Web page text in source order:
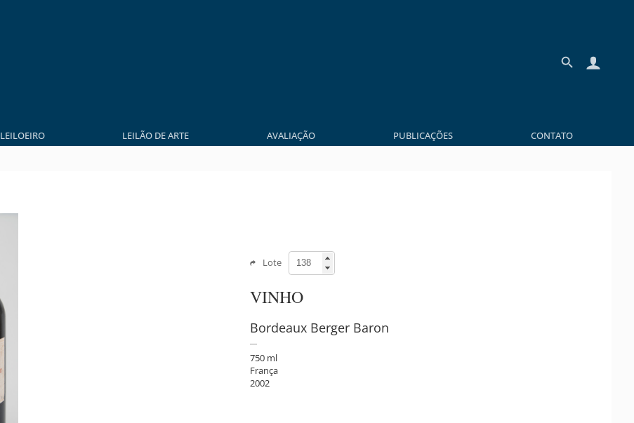
LEILÃO DE ARTE AVALIAÇÃO PUBLICAÇÕES CONTATO
Lote
VINHO
Bordeaux Berger Baron
750 ml
França
2002